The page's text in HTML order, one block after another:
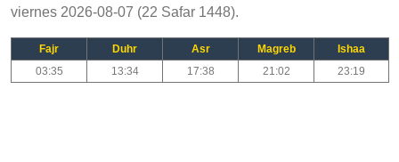
viernes 2026-08-07 (22 Safar 1448).
Fajr Duhr Asr Magreb
Ishaa
03:35
13:34 17:38 21:02 23:19